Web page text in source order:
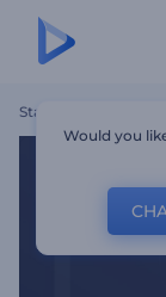
Startseite
Would you